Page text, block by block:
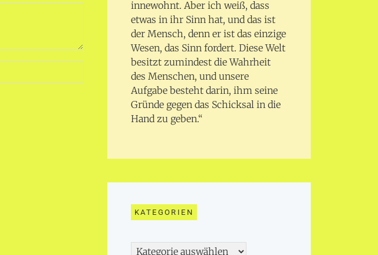
innewohnt. Aber ich weiß, dass
etwas in ihr Sinn hat, und das ist
der Mensch, denn er ist das einzige
Wesen, das Sinn fordert. Diese Welt
besitzt zumindest die Wahrheit
des Menschen, und unsere
Aufgabe besteht darin, ihm seine
Gründe gegen das Schicksal in die
Hand zu geben.“
KATEGORIEN
Kategorien